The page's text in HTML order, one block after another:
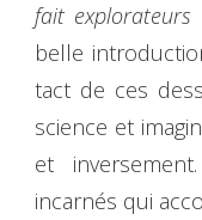
fait explorateurs
belle
tact de ces
science et
et
incarnés qui